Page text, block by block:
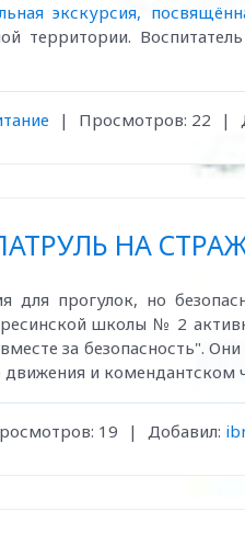
экскурсия,
территории.
| Просмотров: 22 |
НА
для прогулок, но
школы № 2
за безопасность".
и комендантском
19 | Добавил: